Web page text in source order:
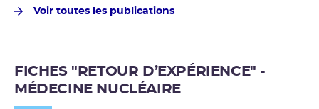
Voir toutes les publications
FICHES "RETOUR D’EXPÉRIENCE" -
MÉDECINE NUCLÉAIRE